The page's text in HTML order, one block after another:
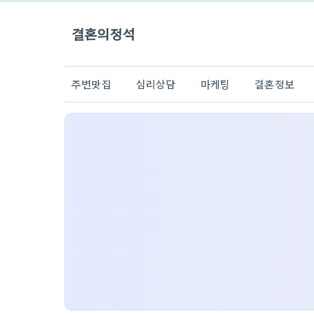
결혼의정석
주변맛집 심리상담 마케팅 결혼정보